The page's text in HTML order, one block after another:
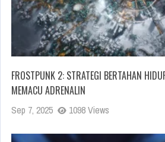
FROSTPUNK 2: STRATEGI BERTAHAN
MEMACU ADRENALIN
Sep 7, 2025 1098 Views